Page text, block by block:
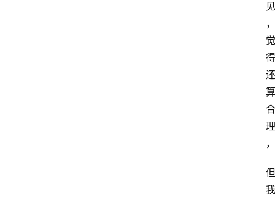
见
，
觉
得
还
算
合
理
，
但
我